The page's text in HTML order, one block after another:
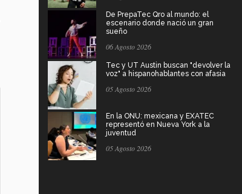
De PrepaTec Qro al mundo: el
escenario donde nació un gran
sueño
06 Agosto 2026
Tec y UT Austin buscan "devolver la
voz" a hispanohablantes con afasia
05 Agosto 2026
En la ONU: mexicana y EXATEC
representó en Nueva York a la
juventud
05 Agosto 2026